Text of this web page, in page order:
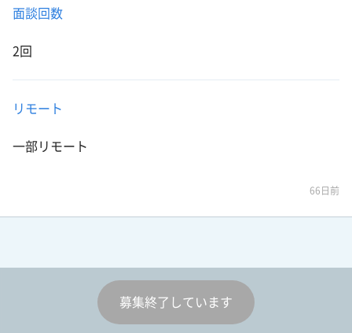
面談回数
2回
リモート
一部リモート
66日前
募集終了しています